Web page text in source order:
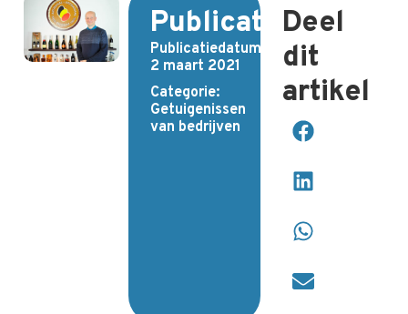
Publicatiedetails
Publicatiedatum:
2 maart 2021
Categorie:
Getuigenissen
van bedrijven
Deel
dit
artikel